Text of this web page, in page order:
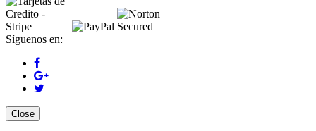
Síguenos en:
Close